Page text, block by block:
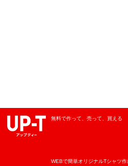
無料で作って、売って、買える
WEBで簡単オリジナルTシャツ作